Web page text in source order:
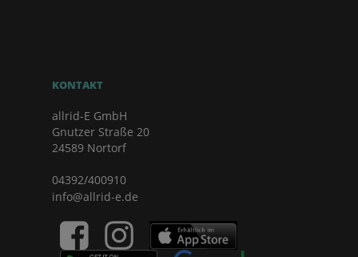
KONTAKT
allrid-E GmbH
Gnutzer Straße 20
24589 Nortorf
04392/400910
info@allrid-e.de